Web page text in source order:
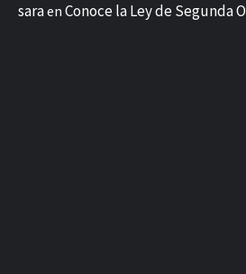
saraen Conoce la Ley de Segunda